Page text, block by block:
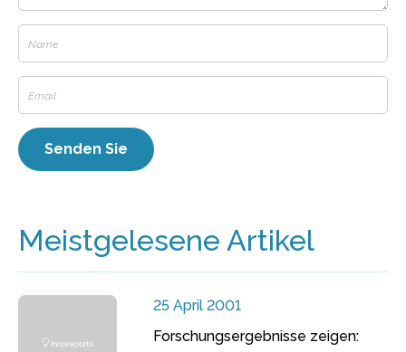
Meistgelesene Artikel
25 April 2001
Forschungsergebnisse zeigen: